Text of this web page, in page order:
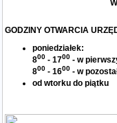
GODZINY OTWARCIA
poniedziałek:
800 - 1700 - w
800 - 1600 - w
od wtorku do